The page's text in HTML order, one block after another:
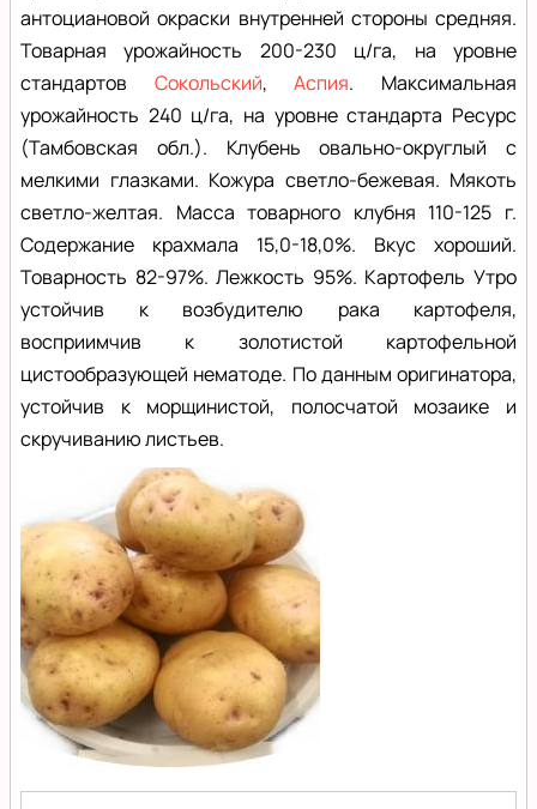
антоциановой окраски внутренней стороны средняя.
Товарная урожайность 200-230 ц/га, на уровне
стандартов Сокольский,Аспия. Максимальная
урожайность 240 ц/га, на уровне стандарта Ресурс
(Тамбовская обл.). Клубень овально-округлый с
мелкими глазками. Кожура светло-бежевая. Мякоть
светло-желтая. Масса товарного клубня 110-125 г.
Содержание крахмала 15,0-18,0%. Вкус хороший.
Товарность 82-97%. Лежкость 95%. Картофель Утро
устойчив к возбудителю рака картофеля,
восприимчив к золотистой картофельной
цистообразующей нематоде. По данным оригинатора,
устойчив к морщинистой, полосчатой мозаике и
скручиванию листьев.